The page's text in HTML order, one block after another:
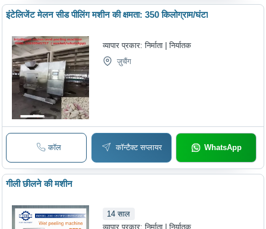
इंटेलिजेंट मेलन सीड पीलिंग मशीन की क्षमता: 350 किलोग्राम/घंटा
व्यापार प्रकार:निर्माता | निर्यातक
ज़ुचैंग
कॉल कॉन्टैक्ट सप्लायर WhatsApp
गीली छीलने की मशीन
14 साल
व्यापार प्रकार:निर्माता | निर्यातक